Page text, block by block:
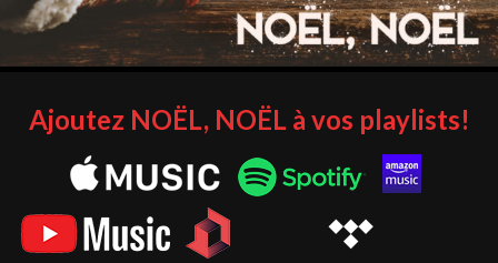
Ajoutez NOËL, NOËL à vos playlists!